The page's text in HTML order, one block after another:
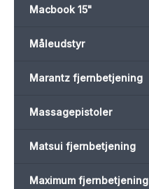
Macbook 15"
Måleudstyr
Marantz fjernbetjening
Massagepistoler
Matsui fjernbetjening
Maximum fjernbetjening